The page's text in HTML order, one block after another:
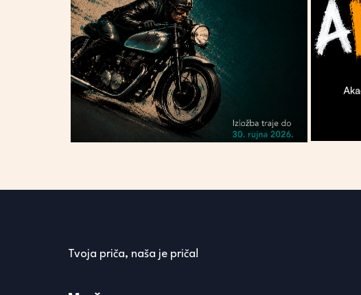
Tvoja priča, naša je priča!